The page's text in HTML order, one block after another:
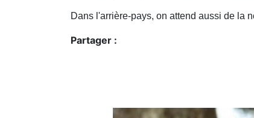
Dans l'arrière-pays, on attend aussi de la
Partager :